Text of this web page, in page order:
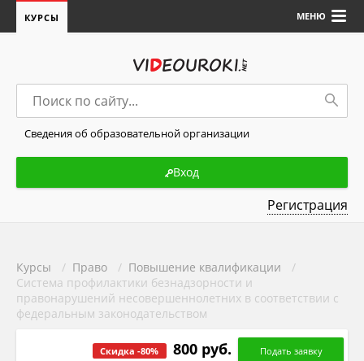
МЕНЮ
КУРСЫ
Сведения об образовательной организации
Вход
Регистрация
Курсы / Право / Повышение квалификации
/
Система профилактики безнадзорности и
правонарушений несовершеннолетних в соответствии с
федеральным законодательством
Скидка -80% 800 руб.